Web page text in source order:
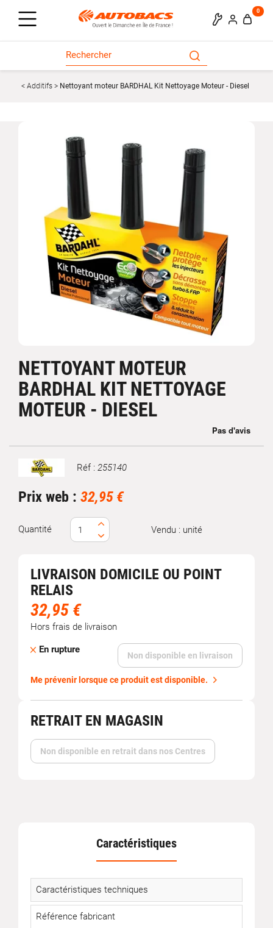
0
Additifs Nettoyant moteur BARDHAL Kit Nettoyage Moteur - Diesel
NETTOYANT MOTEUR
BARDHAL KIT NETTOYAGE
MOTEUR - DIESEL
Marque Réf : 255140
Prix web : 32,95 €
Quantité Vendu : unité
LIVRAISON DOMICILE OU POINT
RELAIS
32,95 €
Hors frais de livraison
En rupture
Non disponible en livraison
Me prévenir lorsque ce produit est disponible.
RETRAIT EN MAGASIN
Non disponible en retrait dans nos Centres
Caractéristiques
Caractéristiques techniques
Référence fabricant